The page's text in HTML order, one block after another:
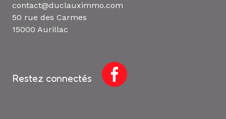
contact@duclauximmo.com
50 rue des Carmes
15000 Aurillac
Restez connectés